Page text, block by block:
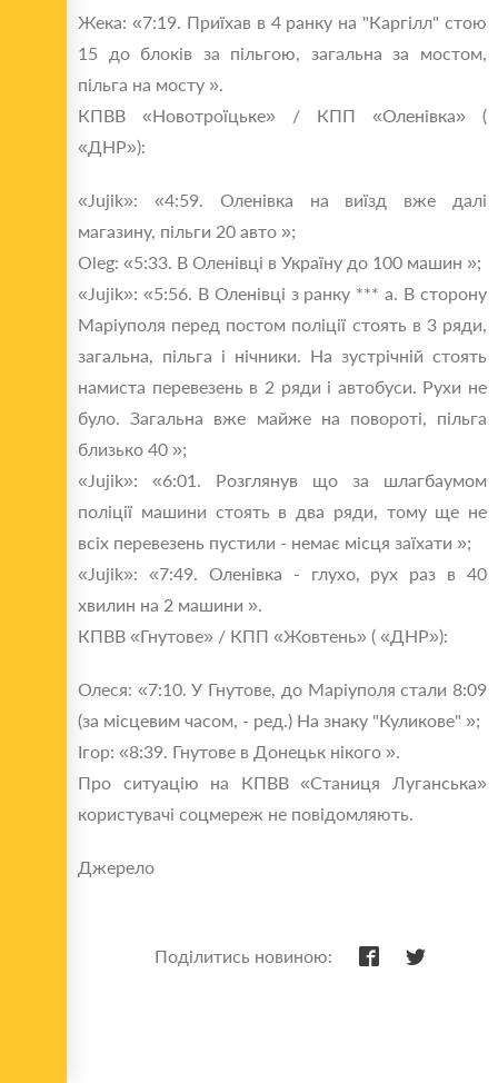
Жека: «7:19. Приїхав в 4 ранку на "Каргілл" стою
15 до блоків за пільгою, загальна за мостом,
пільга на мосту ».
КПВВ «Новотроїцьке» / КПП «Оленівка» (
«ДНР»):
«Jujik»: «4:59. Оленівка на виїзд вже далі
магазину, пільги 20 авто »;
Oleg: «5:33. В Оленівці в Україну до 100 машин »;
«Jujik»: «5:56. В Оленівці з ранку *** а. В сторону
Маріуполя перед постом поліції стоять в 3 ряди,
загальна, пільга і нічники. На зустрічній стоять
намиста перевезень в 2 ряди і автобуси. Рухи не
було. Загальна вже майже на повороті, пільга
близько 40 »;
«Jujik»: «6:01. Розглянув що за шлагбаумом
поліції машини стоять в два ряди, тому ще не
всіх перевезень пустили - немає місця заїхати »;
«Jujik»: «7:49. Оленівка - глухо, рух раз в 40
хвилин на 2 машини ».
КПВВ «Гнутове» / КПП «Жовтень» ( «ДНР»):
Олеся: «7:10. У Гнутове, до Маріуполя стали 8:09
(за місцевим часом, - ред.) На знаку "Куликове" »;
Ігор: «8:39. Гнутове в Донецьк нікого ».
Про ситуацію на КПВВ «Станиця Луганська»
користувачі соцмереж не повідомляють.
Джерело
Поділитись новиною: